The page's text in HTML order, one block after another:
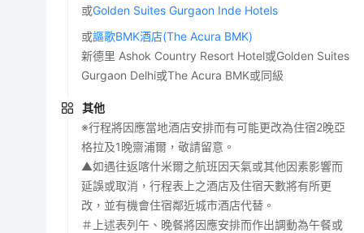
或Golden Suites Gurgaon Inde Hotels
或謳歌BMK酒店(The Acura BMK)
新德里 Ashok Country Resort Hotel或Golden Suites
Gurgaon Delhi或The Acura BMK或同級
其他
※行程將因應當地酒店安排而有可能更改為住宿2晚亞
格拉及1晚齋浦爾，敬請留意。
▲如遇往返喀什米爾之航班因天氣或其他因素影響而
延誤或取消，行程表上之酒店及住宿天數將有所更
改，並有機會住宿鄰近城市酒店代替。
＃上述表列午、晚餐將因應安排而作出調動為午餐或